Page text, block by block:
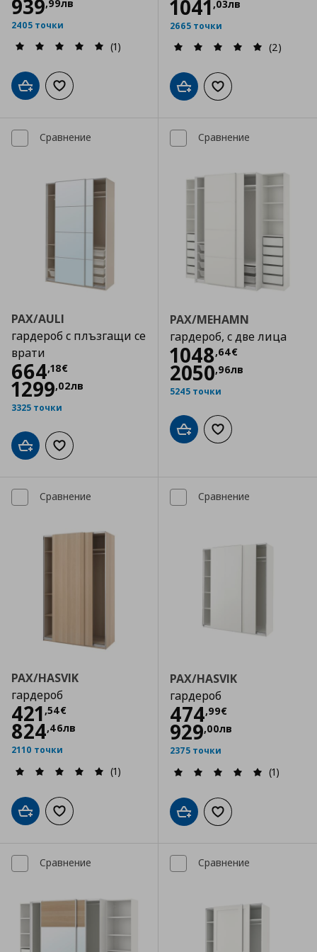
939,99лв
2405 точки
(1)
Добави в кошницата
Добави към списъка с любими
1041 ,03лв
2665 точки
(2)
Добави в кошницата
Добави към
Сравнение
PAX/AULI
гардероб с плъзгащи се
врати
664,18€
Цена
1299,02лв
3325 точки
Добави в кошницата
Добави към списъка с любими
Сравнение
PAX/MEHAMN
гардероб, с две лица
1048,64€
Цена1048,64 €
2050,96лв
5245 точки
Добави в кошницата
Добави към
Сравнение
PAX/HASVIK
гардероб
421 ,54€
Цена
824,46лв
2110 точки
(1)
Добави в кошницата
Добави към списъка с любими
Сравнение
PAX/HASVIK
гардероб
474,99€
Цена474,99 €
929,00лв
2375 точки
(1)
Добави в кошницата
Добави към
Сравнение Сравнение